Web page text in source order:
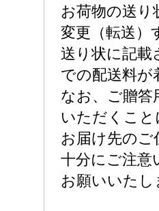
お荷物の送り
変更（転送）
送り状に記載
での配送料が
なお、ご贈答
いただくこと
お届け先のご
十分にご注意
お願いいたし